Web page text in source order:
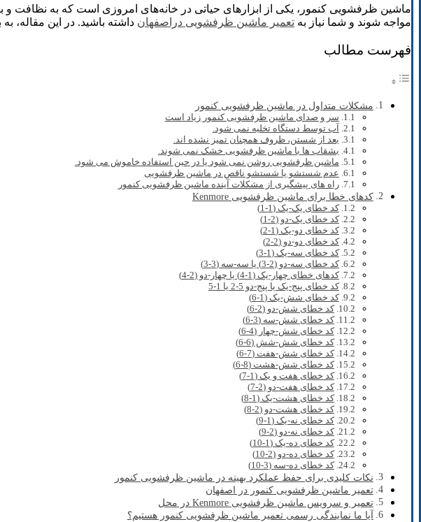
ماشین ظرفشویی کنمور، یکی از ابزارهای حیاتی در خانه‌های امروزی است که به
مواجه شوند و شما نیاز به تعمیر ماشین ظرفشویی دراصفهان داشته باشید. در این مقاله،
فهرست مطالب
مشکلات متداول در ماشین ظرفشویی کنمور
سر و صدای ماشین ظرفشویی کنمور زیاد است
آب توسط دستگاه تخلیه نمی شود.
بعد از شستن، ظروف همچنان تمیز نشده اند.
بشقاب ها با ماشین ظرفشویی خشک نمی شوند.
ماشین ظرفشویی روشن نمی شود یا در حین استفاده خاموش می شود.
عدم شستشو یا شستشو ناقص در ماشین ظرفشویی
راه های پیشگیری از مشکلات آینده ماشین ظرفشویی کنمور
کدهای خطا برای ماشین ظرفشویی Kenmore
کد خطای یک-یک (1-1)
کد خطای یک-دو (2-1)
کد خطای دو-یک (1-2)
کد خطای دو-دو (2-2)
کد خطای سه-یک (1-3)
کد خطای سه-دو (2-3) یا سه-سه (3-3)
کدهای خطای چهار-یک (1-4) یا چهار-دو (2-4)
کد خطای پنج-یک یا پنج-دو 5-2 یا 1-5
کد خطای شش-یک (1-6)
کد خطای شش-دو (2-6)
کد خطای شش-سه (3-6)
کد خطای شش-چهار (4-6)
کد خطای شش-شش (6-6)
کد خطای شش-هفت (7-6)
کد خطای شش-هشت (8-6)
کد خطای هفت و یک (1-7)
کد خطای هفت-دو (2-7)
کد خطای هشت-یک (1-8)
کد خطای هشت-دو (2-8)
کد خطای نه-یک (1-9)
کد خطای نه-دو (2-9)
کد خطای ده-یک (1-10)
کد خطای ده-دو (2-10)
کد خطای ده-سه (3-10)
نکات کلیدی برای حفظ عملکرد بهینه در ماشین ظرفشویی کنمور
تعمیر ماشین ظرفشویی کنمور در اصفهان
تعمیر و سرویس ماشین ظرفشویی Kenmore در محل
آیا ما نمایندگی رسمی تعمیر ماشین ظرفشویی کنمور هستیم؟